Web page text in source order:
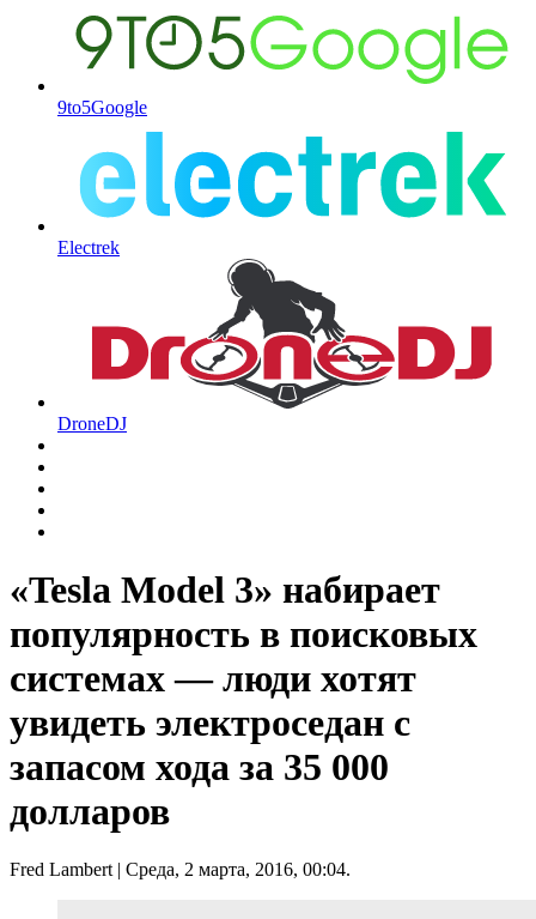
9to5Google
Electrek
DroneDJ
«Tesla Model 3» набирает
популярность в поисковых
системах — люди хотят
увидеть электроседан с
запасом хода за 35 000
долларов
Fred Lambert| Среда, 2 марта, 2016, 00:04.